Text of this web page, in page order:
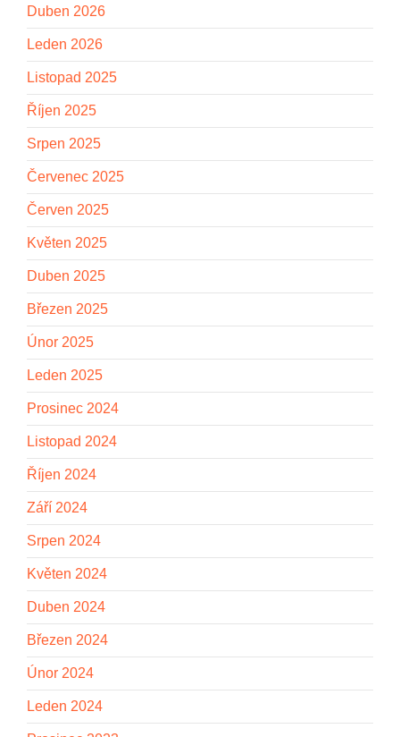
Duben 2026
Leden 2026
Listopad 2025
Říjen 2025
Srpen 2025
Červenec 2025
Červen 2025
Květen 2025
Duben 2025
Březen 2025
Únor 2025
Leden 2025
Prosinec 2024
Listopad 2024
Říjen 2024
Září 2024
Srpen 2024
Květen 2024
Duben 2024
Březen 2024
Únor 2024
Leden 2024